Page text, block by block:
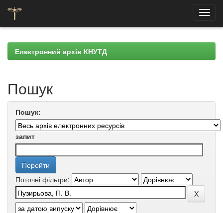
navigationЕлектронний архів КНУТД
Пошук
Пошук:
запит
Поточні фільтри: